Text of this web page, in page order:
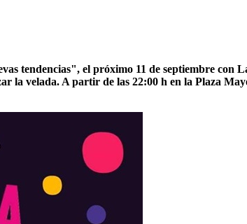
tendencias", el próximo 11 de septiembre con
la velada. A partir de las 22:00 h en la Plaza